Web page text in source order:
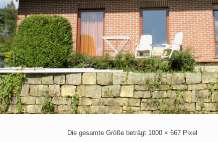
Die gesamte Größe beträgt 1000 × 667Pixel